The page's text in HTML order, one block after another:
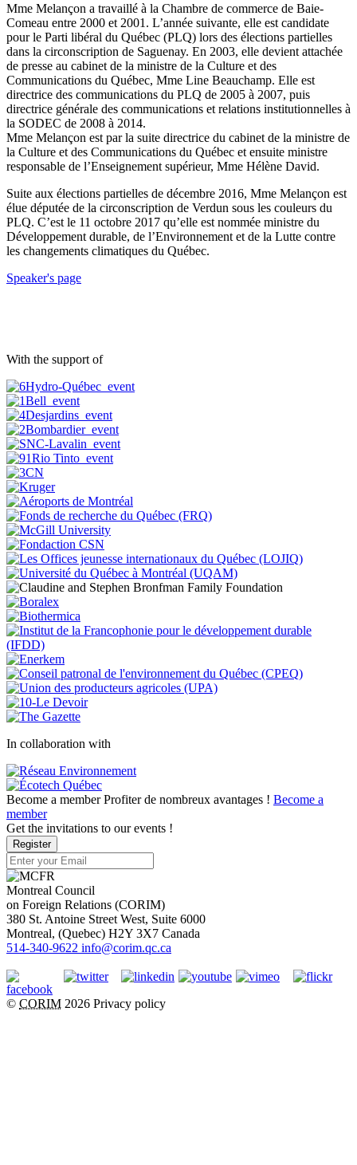
Mme Melançon a travaillé à la Chambre de commerce de Baie-
Comeau entre 2000 et 2001. L’année suivante, elle est candidate
pour le Parti libéral du Québec (PLQ) lors des élections partielles
dans la circonscription de Saguenay. En 2003, elle devient attachée
de presse au cabinet de la ministre de la Culture et des
Communications du Québec, Mme Line Beauchamp. Elle est
directrice des communications du PLQ de 2005 à 2007, puis
directrice générale des communications et relations institutionnelles à
la SODEC de 2008 à 2014.
Mme Melançon est par la suite directrice du cabinet de la ministre de
la Culture et des Communications du Québec et ensuite ministre
responsable de l’Enseignement supérieur, Mme Hélène David.
Suite aux élections partielles de décembre 2016, Mme Melançon est
élue députée de la circonscription de Verdun sous les couleurs du
PLQ. C’est le 11 octobre 2017 qu’elle est nommée ministre du
Développement durable, de l’Environnement et de la Lutte contre
les changements climatiques du Québec.
Speaker's page
With the support of
In collaboration with
Become a member Profiter de nombreux avantages ! Become a
member
Get the invitations to our events !
Register
Montreal Council
on Foreign Relations (CORIM)
380 St. Antoine Street West, Suite 6000
Montreal, (Quebec) H2Y 3X7 Canada
514-340-9622 info@corim.qc.ca
© CORIM 2026 Privacy policy